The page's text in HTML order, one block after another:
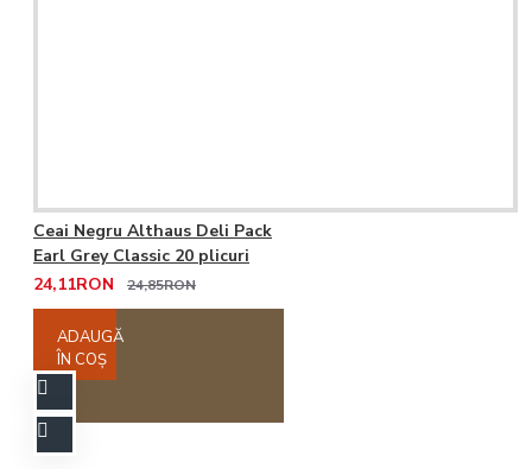
Ceai Negru Althaus Deli Pack
Earl Grey Classic 20 plicuri
24,11RON
24,85RON
ADAUGĂ
ÎN COŞ